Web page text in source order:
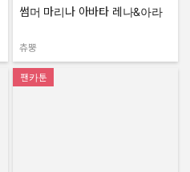
썸머 마리나 아바타 레나&아라
작성자:
츄뿡
팬카툰